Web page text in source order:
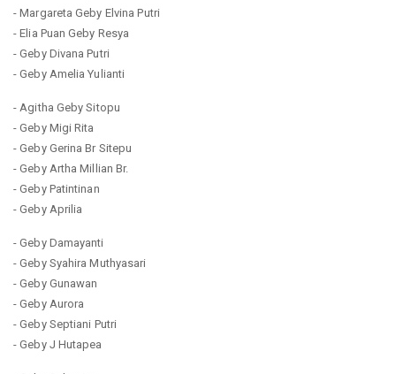
- Margareta Geby Elvina Putri
- Elia Puan Geby Resya
- Geby Divana Putri
- Geby Amelia Yulianti
- Agitha Geby Sitopu
- Geby Migi Rita
- Geby Gerina Br Sitepu
- Geby Artha Millian Br.
- Geby Patintinan
- Geby Aprilia
- Geby Damayanti
- Geby Syahira Muthyasari
- Geby Gunawan
- Geby Aurora
- Geby Septiani Putri
- Geby J Hutapea